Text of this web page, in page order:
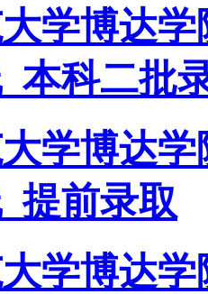
学博达
本科二批
学博达
提前录取
学博达